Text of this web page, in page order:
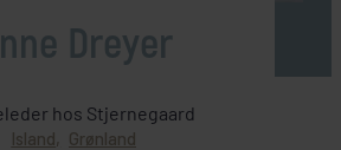
Dreyer
hos Stjernegaard
Island Grønland